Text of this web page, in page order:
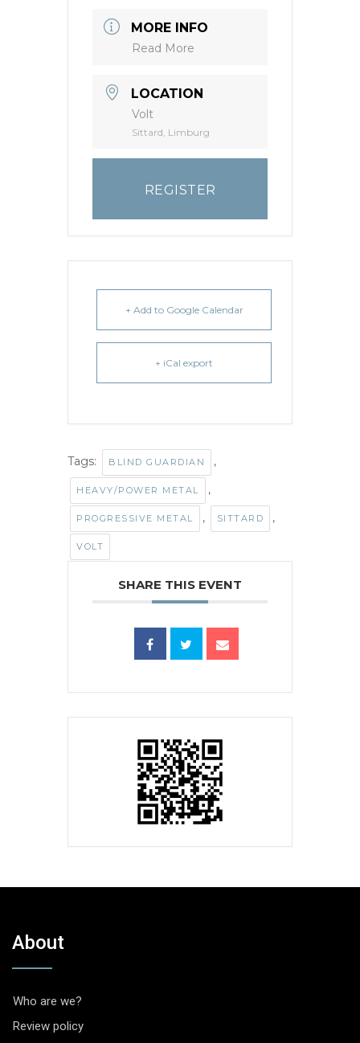
MORE INFO
Read More
LOCATION
Volt
Sittard, Limburg
REGISTER
+ Add to Google Calendar
+ iCal export
Tags: BLIND GUARDIAN ,
HEAVY/POWER METAL ,
PROGRESSIVE METAL , SITTARD ,
VOLT
SHARE THIS EVENT
About
Who are we?
Review policy